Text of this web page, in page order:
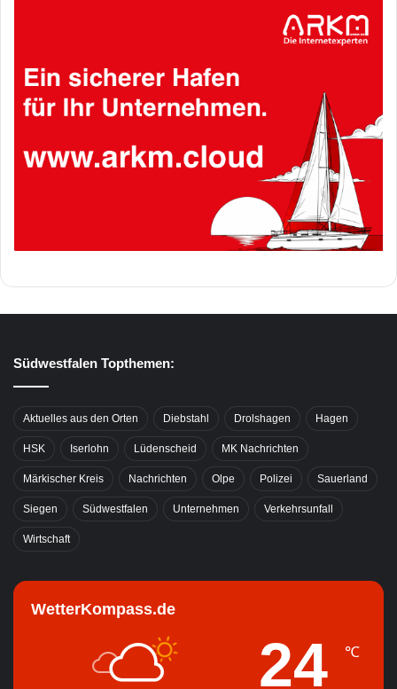
Südwestfalen Topthemen:
Aktuelles aus den Orten Diebstahl Drolshagen Hagen
HSK Iserlohn Lüdenscheid MK Nachrichten
Märkischer Kreis Nachrichten Olpe Polizei Sauerland
Siegen Südwestfalen Unternehmen Verkehrsunfall
Wirtschaft
WetterKompass.de
24 ℃